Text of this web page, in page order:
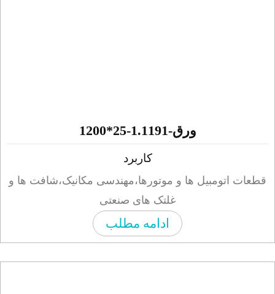
ورق-1.1191-25*1200
کاربرد
اتومبیل ها و موتورها،مهندسی مکانیک،شافت ها و
غلتک های صنعتی
ادامه مطلب